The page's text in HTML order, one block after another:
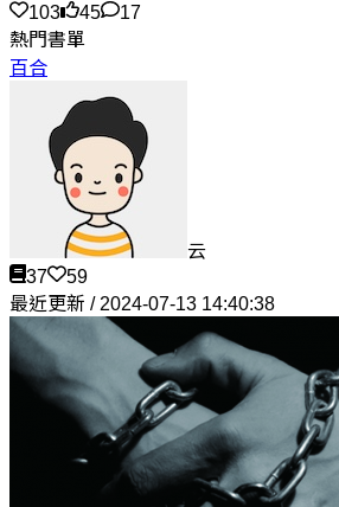
103
45
17
熱門書單
百合
云
37
59
最近更新 / 2024-07-13 14:40:38